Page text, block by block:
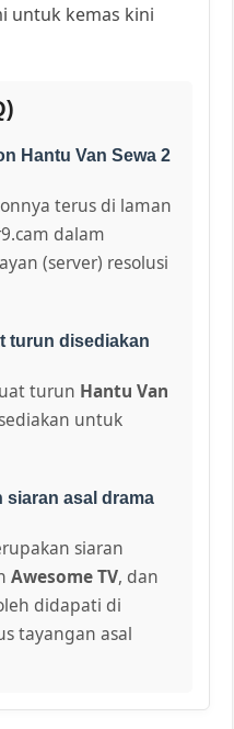
untuk kemas kini
Hantu Van Sewa 2
terus di laman
dalam
(server) resolusi
turun disediakan
turun Hantu Van
untuk
siaran asal drama
siaran
Awesome TV, dan
didapati di
tayangan asal